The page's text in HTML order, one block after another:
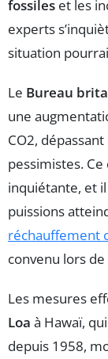
fossiles et les
experts
situation
Le Bureau
une
CO2,
pessimistes.
inquiétante, et
puissions
réchauffement
convenu lors de
Les mesures
Loa à Hawaï,
depuis 1958,